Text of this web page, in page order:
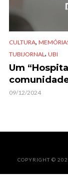
CULTURA,
TUBIJORNAL , UBI
Um
09/12/2024
COPYRIGHT ©